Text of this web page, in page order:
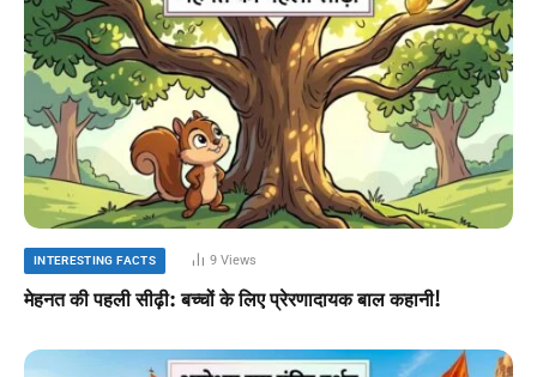
INTERESTING FACTS 9 Views
मेहनत की पहली सीढ़ी: बच्चों के लिए प्रेरणादायक बाल कहानी!